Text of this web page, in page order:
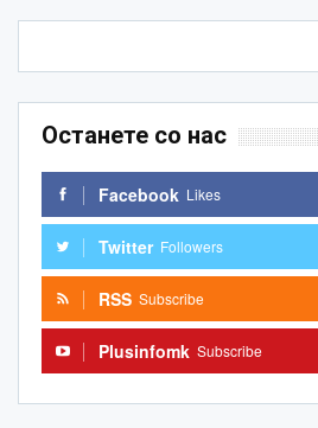
Останете со нас
Facebook Likes
Twitter Followers
RSS Subscribe
Plusinfomk Subscribe